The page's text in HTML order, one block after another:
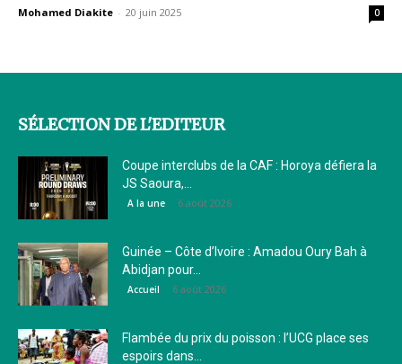
Mohamed Diakite - 20 juin 2025 0
SÉLECTION DE L'EDITEUR
Coupe interclubs de la CAF : Horoya défiera la
JS Saoura,...
A la une 6 août 2026
Guinée – Côte d’Ivoire : Amadou Oury Bah à
Abidjan pour...
Accueil 6 août 2026
Flambée du prix du poisson : l’UCG place ses
espoirs dans...